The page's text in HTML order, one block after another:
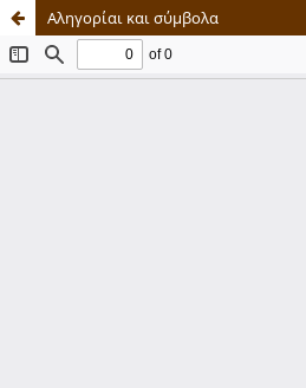
Αληγορίαι και σύμβολα